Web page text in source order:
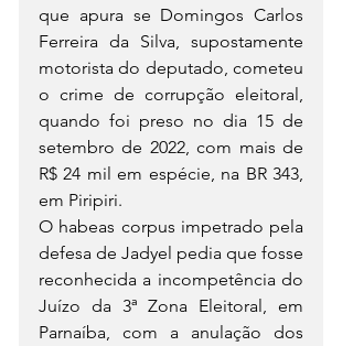
que apura se Domingos Carlos
Ferreira da Silva, supostamente
motorista do deputado, cometeu
o crime de corrupção eleitoral,
quando foi preso no dia 15 de
setembro de 2022, com mais de
R$ 24 mil em espécie, na BR 343,
em Piripiri.
O habeas corpus impetrado pela
defesa de Jadyel pedia que fosse
reconhecida a incompetência do
Juízo da 3ª Zona Eleitoral, em
Parnaíba, com a anulação dos